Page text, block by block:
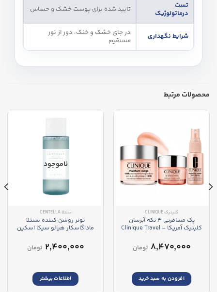
تست
درماتولوژیک
تایید شده برای پوست خشک و حساس
شرایط نگهداری
در جای خشک و خنک، دور از نور
مستقیم
محصولات مرتبط
کلینیک CLINIQUE
پک مسافرتی 3 تکه آبرسان
کلینیک آمریکا – Clinique Travel
۸,۴۷۰,۰۰۰ تومان
افزودن به سبد خرید
ناموجود
سنتلا CENTELLA
تونر روشن کننده سنتلا
ماداگاسکار هیالو سیکا اسکین
Hyalu-Cica Toner
۲,۴۰۰,۰۰۰ تومان
اطلاعات بیشتر